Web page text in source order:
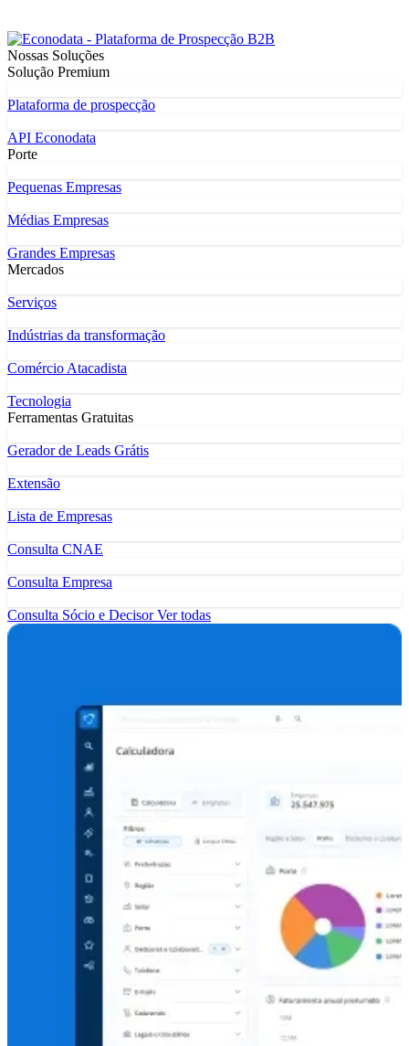
Nossas Soluções
Solução Premium
Plataforma de prospecção
API Econodata
Porte
Pequenas Empresas
Médias Empresas
Grandes Empresas
Mercados
Serviços
Indústrias da transformação
Comércio Atacadista
Tecnologia
Ferramentas Gratuitas
Gerador de Leads Grátis
Extensão
Lista de Empresas
Consulta CNAE
Consulta Empresa
Consulta Sócio e DecisorVer todas